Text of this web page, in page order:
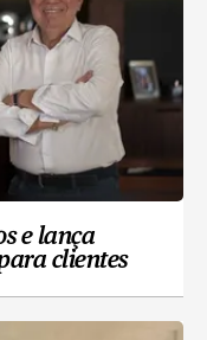
e lança
clientes